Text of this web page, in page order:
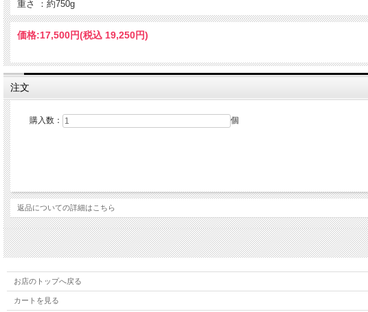
重さ ：約750g
価格:17,500円(税込 19,250円)
注文
購入数： 個
返品についての詳細はこちら
お店のトップへ戻る
カートを見る